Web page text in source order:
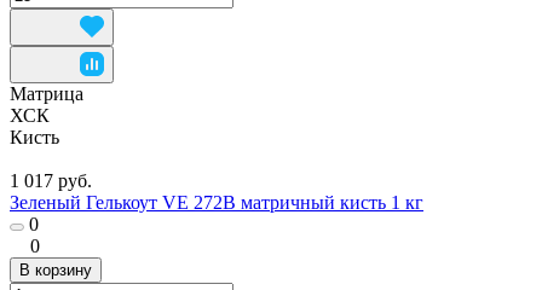
Матрица
ХСК
Кисть
1 017 руб.
Зеленый Гелькоут VE 272B матричный кисть 1 кг
0
0
В корзину